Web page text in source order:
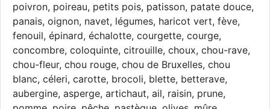
poivron, poireau, petits pois, patisson, patate douce,
panais, oignon, navet, légumes, haricot vert, fève,
fenouil, épinard, échalotte, courgette, courge,
concombre, coloquinte, citrouille, choux, chou-rave,
chou-fleur, chou rouge, chou de Bruxelles, chou
blanc, céleri, carotte, brocoli, blette, betterave,
aubergine, asperge, artichaut, ail, raisin, prune,